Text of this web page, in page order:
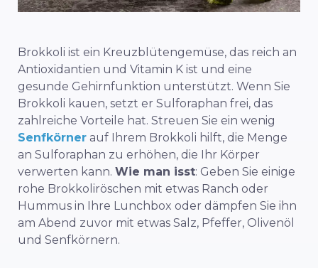
Brokkoli ist ein Kreuzblütengemüse, das reich an
Antioxidantien und Vitamin K ist und eine
gesunde Gehirnfunktion unterstützt. Wenn Sie
Brokkoli kauen, setzt er Sulforaphan frei, das
zahlreiche Vorteile hat. Streuen Sie ein wenig
Senfkörner auf Ihrem Brokkoli hilft, die Menge
an Sulforaphan zu erhöhen, die Ihr Körper
verwerten kann. Wie man isst: Geben Sie einige
rohe Brokkoliröschen mit etwas Ranch oder
Hummus in Ihre Lunchbox oder dämpfen Sie ihn
am Abend zuvor mit etwas Salz, Pfeffer, Olivenöl
und Senfkörnern.